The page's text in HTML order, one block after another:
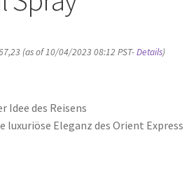
(as of 10/04/2023 08:12 PST-Details)
Idee des Reisens
luxuriöse Eleganz des Orient Express